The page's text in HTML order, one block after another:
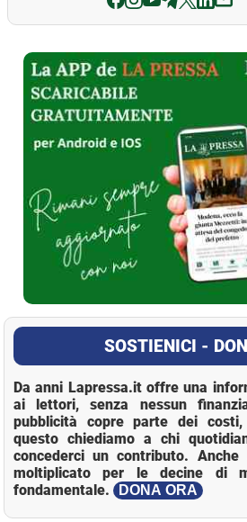
La Pressa
SOSTIENICI -
Da anni Lapressa.it offre una
ai lettori, senza nessun
pubblicità copre parte dei
questo chiediamo a chi
concederci un contributo. Anche
moltiplicato per le decine di
fondamentale.
DONA ORA